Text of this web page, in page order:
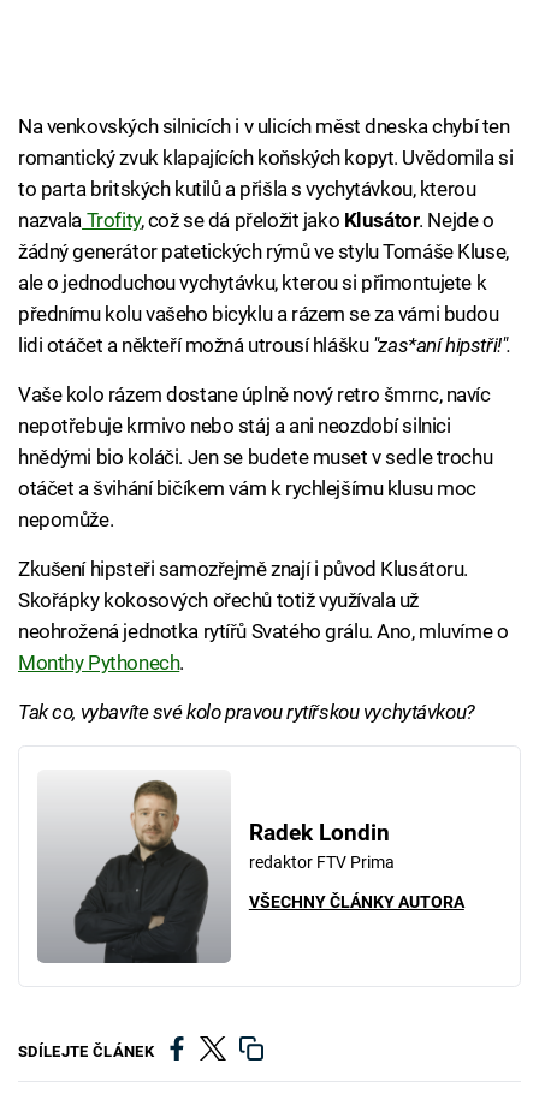
Na venkovských silnicích i v ulicích měst dneska chybí ten
romantický zvuk klapajících koňských kopyt. Uvědomila si
to parta britských kutilů a přišla s vychytávkou, kterou
nazvala Trofity, což se dá přeložit jako Klusátor. Nejde o
žádný generátor patetických rýmů ve stylu Tomáše Kluse,
ale o jednoduchou vychytávku, kterou si přimontujete k
přednímu kolu vašeho bicyklu a rázem se za vámi budou
lidi otáčet a někteří možná utrousí hlášku"zas*aní hipstři!".
Vaše kolo rázem dostane úplně nový retro šmrnc, navíc
nepotřebuje krmivo nebo stáj a ani neozdobí silnici
hnědými bio koláči. Jen se budete muset v sedle trochu
otáčet a švihání bičíkem vám k rychlejšímu klusu moc
nepomůže.
Zkušení hipsteři samozřejmě znají i původ Klusátoru.
Skořápky kokosových ořechů totiž využívala už
neohrožená jednotka rytířů Svatého grálu. Ano, mluvíme o
Monthy Pythonech.
Tak co, vybavíte své kolo pravou rytířskou vychytávkou?
Radek Londin
redaktor FTV Prima
VŠECHNY ČLÁNKY AUTORA
SDÍLEJTE ČLÁNEK